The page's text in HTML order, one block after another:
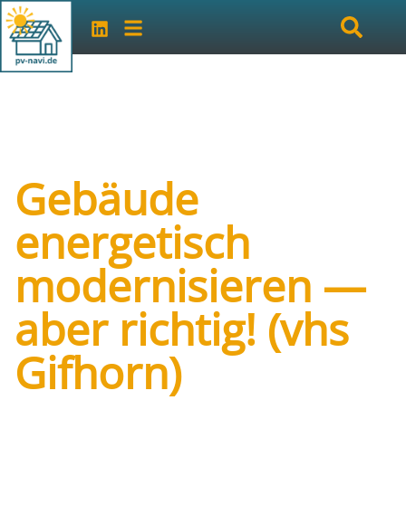
Gebäude
energetisch
modernisieren —
aber richtig! (vhs
Gifhorn)